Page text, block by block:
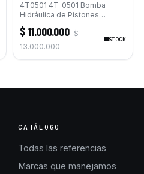
4T0501 4T-0501 Bomba
Hidráulica de Pistones
Axiales para Motoniveladora
Caterpillar 120G
$ 11.000.000 $
13.000.000
STOCK
CATÁLOGO
Todas las referencias
Marcas que manejamos